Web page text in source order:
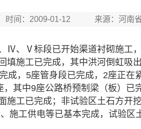
时间：2009-01-12 来源：河南
Ⅳ、Ⅴ标段已开始渠道衬砌施工
填施工已完成，其中洪河倒虹
成，5座管身段已完成，2座正
其中9座公路桥预制梁（板）已
工已完成；非试验区土石方开挖
施工供电等已基本完成，试验区